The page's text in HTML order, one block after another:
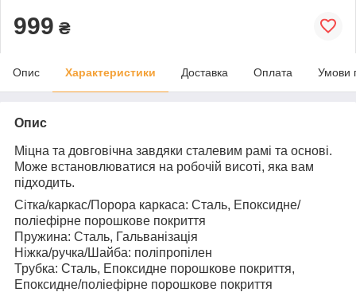
999 ₴
Опис Характеристики Доставка Оплата Умови
Опис
Міцна та довговічна завдяки сталевим рамі та основі.
Може встановлюватися на робочій висоті, яка вам
підходить.
Сітка/каркас/Порора каркаса: Сталь, Епоксидне/
поліефірне порошкове покриття
Пружина: Сталь, Гальванізація
Ніжка/ручка/Шайба: поліпропілен
Трубка: Сталь, Епоксидне порошкове покриття,
Епоксидне/поліефірне порошкове покриття